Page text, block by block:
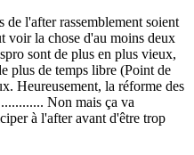
l'after rassemblement soient
voir la chose d'au moins deux
sont de plus en plus vieux,
plus de temps libre (Point de
Heureusement, la réforme des
Non mais ça va
à l'after avant d'être trop